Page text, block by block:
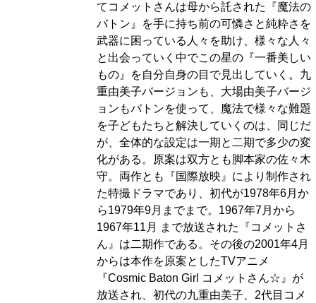
てコメットさんは母から託された『魔法の
バトン』を手に持ち前の可憐さと純粋さを
武器に困っている人々を助け、様々な人々
と出会っていく中でこの星の『一番美しい
もの』を自分自身の目で見出していく。九
重由美子バージョンも、大場由美子バージ
ョンもバトンを使って、魔法で様々な難題
を子どもたちと解決していくのは、同じだ
が、全体的な設定は一期と二期で多少の変
化がある。原案は双方とも脚本家の佐々木
守。両作とも『国際放映』により制作され
た特撮ドラマであり、初代が1978年6月か
ら1979年9月までまで。1967年7月から
1967年11月 まで放送された『コメットさ
ん』は二期作である。その後の2001年4月
からは本作を原案としたTVアニメ
『Cosmic Baton Girl コメットさん☆』が
放送され、初代の九重由美子、2代目コメ